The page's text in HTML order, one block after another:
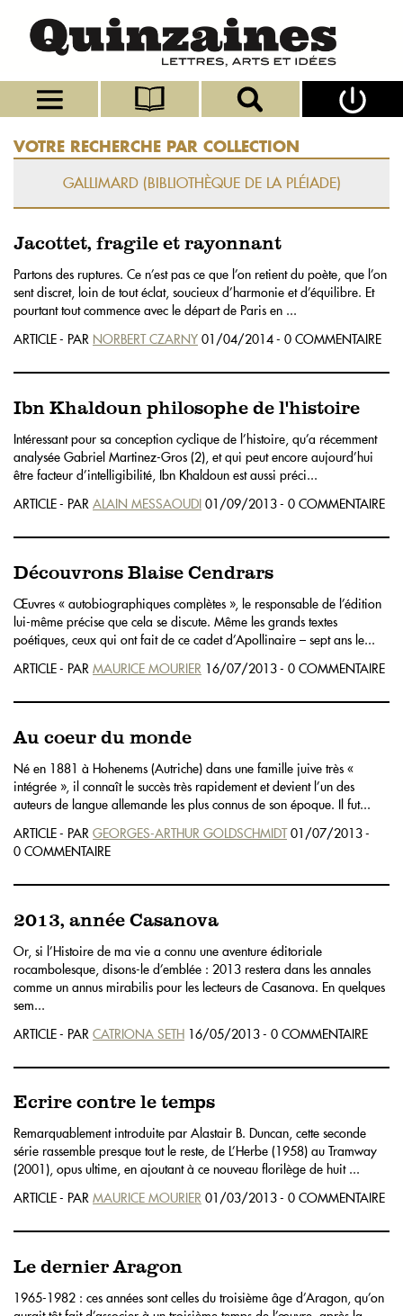
VOTRE RECHERCHE PAR COLLECTION
GALLIMARD (BIBLIOTHÈQUE DE LA PLÉIADE)
Jacottet, fragile et rayonnant
Partons des ruptures. Ce n’est pas ce que l’on retient du poète, que l’on
sent discret, loin de tout éclat, soucieux d’harmonie et d’équilibre. Et
pourtant tout commence avec le départ de Paris en ...
ARTICLE - PAR NORBERT CZARNY 01/04/2014 - 0 COMMENTAIRE
Ibn Khaldoun philosophe de l'histoire
Intéressant pour sa conception cyclique de l’histoire, qu’a récemment
analysée Gabriel Martinez-Gros (2), et qui peut encore aujourd’hui
être facteur d’intelligibilité, Ibn Khaldoun est aussi préci...
ARTICLE - PAR ALAIN MESSAOUDI 01/09/2013 - 0 COMMENTAIRE
Découvrons Blaise Cendrars
Œuvres « autobiographiques complètes », le responsable de l’édition
lui-même précise que cela se discute. Même les grands textes
poétiques, ceux qui ont fait de ce cadet d’Apollinaire – sept ans le...
ARTICLE - PAR MAURICE MOURIER 16/07/2013 - 0 COMMENTAIRE
Au coeur du monde
Né en 1881 à Hohenems (Autriche) dans une famille juive très «
intégrée », il connaît le succès très rapidement et devient l’un des
auteurs de langue allemande les plus connus de son époque. Il fut...
ARTICLE - PAR GEORGES-ARTHUR GOLDSCHMIDT01/07/2013 -
0 COMMENTAIRE
2013, année Casanova
Or, si l’Histoire de ma vie a connu une aventure éditoriale
rocambolesque, disons-le d’emblée : 2013 restera dans les annales
comme un annus mirabilis pour les lecteurs de Casanova. En quelques
sem...
ARTICLE - PAR CATRIONA SETH 16/05/2013 - 0 COMMENTAIRE
Ecrire contre le temps
Remarquablement introduite par Alastair B. Duncan, cette seconde
série rassemble presque tout le reste, de L’Herbe (1958) au Tramway
(2001), opus ultime, en ajoutant à ce nouveau florilège de huit ...
ARTICLE - PAR MAURICE MOURIER 01/03/2013 - 0 COMMENTAIRE
Le dernier Aragon
1965-1982 : ces années sont celles du troisième âge d’Aragon, qu’on